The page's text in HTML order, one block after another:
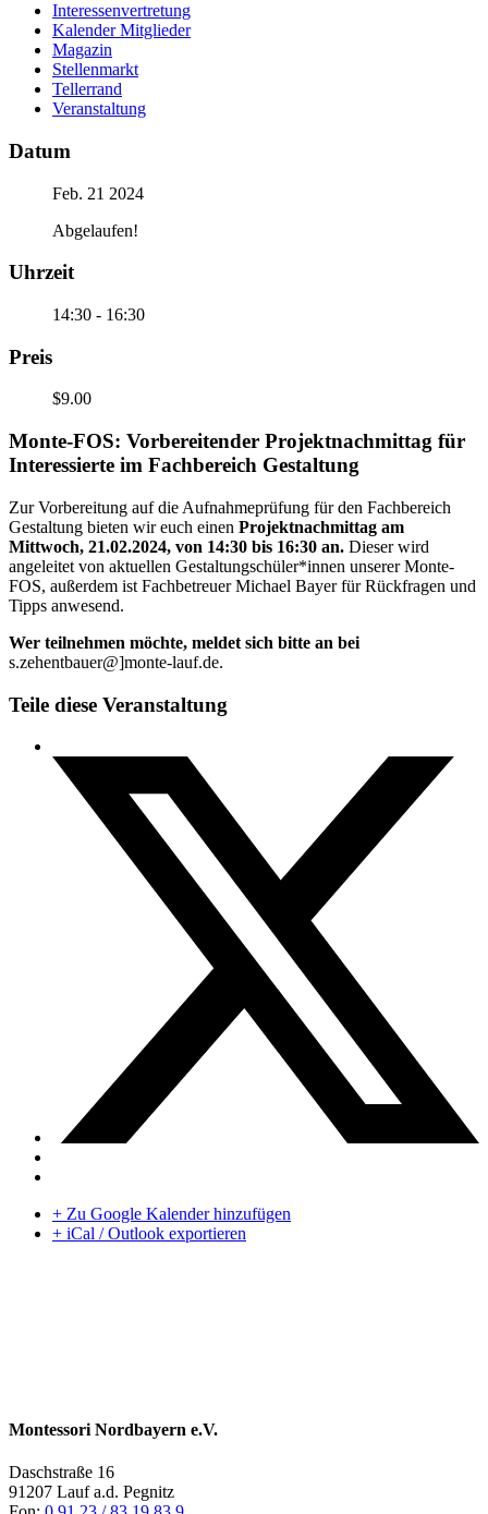
Interessenvertretung
Kalender Mitglieder
Magazin
Stellenmarkt
Tellerrand
Veranstaltung
Datum
Feb. 21 2024
Abgelaufen!
Uhrzeit
14:30 - 16:30
Preis
$9.00
Monte-FOS: Vorbereitender Projektnachmittag für
Interessierte im Fachbereich Gestaltung
Zur Vorbereitung auf die Aufnahmeprüfung für den Fachbereich
Gestaltung bieten wir euch einen Projektnachmittag am
Mittwoch, 21.02.2024, von 14:30 bis 16:30 an. Dieser wird
angeleitet von aktuellen Gestaltungschüler*innen unserer Monte-
FOS, außerdem ist Fachbetreuer Michael Bayer für Rückfragen und
Tipps anwesend.
Wer teilnehmen möchte, meldet sich bitte an bei
s.zehentbauer@]monte-lauf.de.
Teile diese Veranstaltung
+ Zu Google Kalender hinzufügen
+ iCal / Outlook exportieren
Montessori Nordbayern e.V.
Daschstraße 16
91207 Lauf a.d. Pegnitz